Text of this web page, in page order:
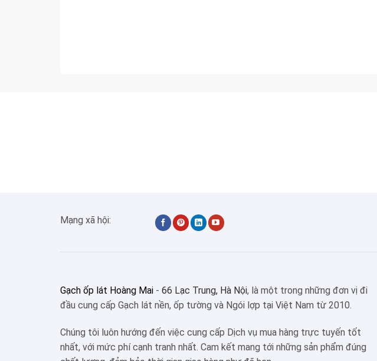
Mạng xã hội:
Gạch ốp lát Hoàng Mai - 66 Lạc Trung, Hà Nội, là một trong những đơn vị đi
đầu cung cấp Gạch lát nền, ốp tường và Ngói lợp tại Việt Nam từ 2010.
Chúng tôi luôn hướng đến việc cung cấp Dịch vụ mua hàng trực tuyến tốt
nhất, với mức phí cạnh tranh nhất. Cam kết mang tới những sản phẩm đúng